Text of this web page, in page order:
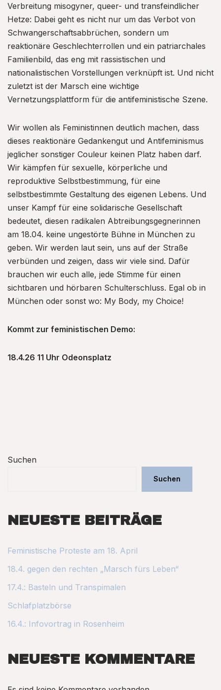
Verbreitung misogyner, queer- und transfeindlicher
Hetze: Dabei geht es nicht nur um das Verbot von
Schwangerschaftsabbrüchen, sondern um
reaktionäre Geschlechterrollen und ein patriarchales
Familienbild, das eng mit rassistischen und
nationalistischen Vorstellungen verknüpft ist. Und nicht
zuletzt ist der Marsch eine wichtige
Vernetzungsplattform für die antifeministische Szene.
Wir wollen als Feministinnen deutlich machen, dass
dieses reaktionäre Gedankengut und Antifeminismus
jeglicher sonstiger Couleur keinen Platz haben darf.
Wir kämpfen für sexuelle, körperliche und
reproduktive Selbstbestimmung, für eine
selbstbestimmte Gestaltung des eigenen Lebens. Und
unser Kampf für eine solidarische Gesellschaft
bedeutet, diesen radikalen Abtreibungsgegnerinnen
am 18.04. keine ungestörte Bühne in München zu
geben. Wir werden laut sein, uns auf der Straße
verbünden und zeigen, dass wir viele sind. Dafür
brauchen wir euch alle, jede Stimme für einen
sichtbaren und hörbaren Schulterschluss. Egal ob in
München oder sonst wo: My Body, my Choice!
Kommt zur feministischen Demo:
18.4.26 11 Uhr Odeonsplatz
Suchen
Suchen
NEUESTE BEITRÄGE
Feministische Proteste am 18. April
18.4. gegen den rechten „Marsch fürs Leben“
17.4.: Basteln und Transpimalen
Schlafplatzbörse
16.4.: Infovortrag in Rosenheim
NEUESTE KOMMENTARE